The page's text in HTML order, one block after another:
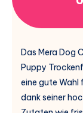
Das Mera Dog
Puppy
eine gute Wahl
dank seiner